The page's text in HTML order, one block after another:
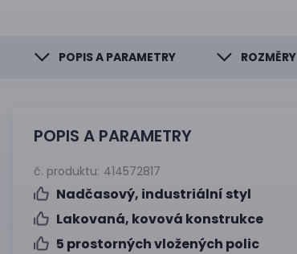
POPIS A PARAMETRY ROZMĚRY
POPIS A PARAMETRY
č. produktu: 414572817
Nadčasový, industriální styl
Lakovaná, kovová konstrukce
5 prostorných vložených polic